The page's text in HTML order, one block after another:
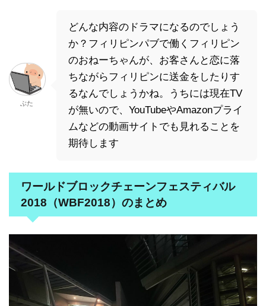
ぶた
どんな内容のドラマになるのでしょう
か？フィリピンパブで働くフィリピン
のおねーちゃんが、お客さんと恋に落
ちながらフィリピンに送金をしたりす
るなんでしょうかね。うちには現在TV
が無いので、YouTubeやAmazonプライ
ムなどの動画サイトでも見れることを
期待します
ワールドブロックチェーンフェスティバル
2018（WBF2018）のまとめ